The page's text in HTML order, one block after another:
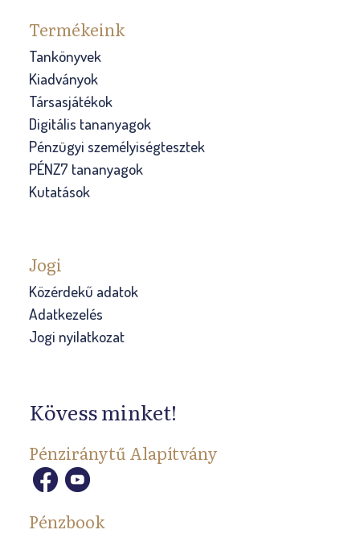
Termékeink
Tankönyvek
Kiadványok
Társasjátékok
Digitális tananyagok
Pénzügyi személyiségtesztek
PÉNZ7 tananyagok
Kutatások
Jogi
Közérdekű adatok
Adatkezelés
Jogi nyilatkozat
Kövess minket!
Pénziránytű Alapítvány
Pénzbook